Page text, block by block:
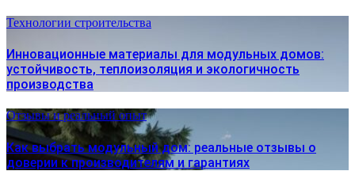
Технологии строительства
Инновационные материалы для модульных домов:
устойчивость, теплоизоляция и экологичность
производства
Отзывы и реальный опыт
Как выбрать модульный дом: реальные отзывы о
доверии к производителям и гарантиях